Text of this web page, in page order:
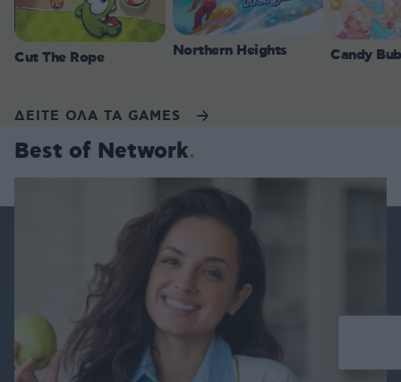
Cut The Rope Northern Heights Candy
ΔΕΙΤΕ ΟΛΑ ΤΑ GAMES
Best of Network